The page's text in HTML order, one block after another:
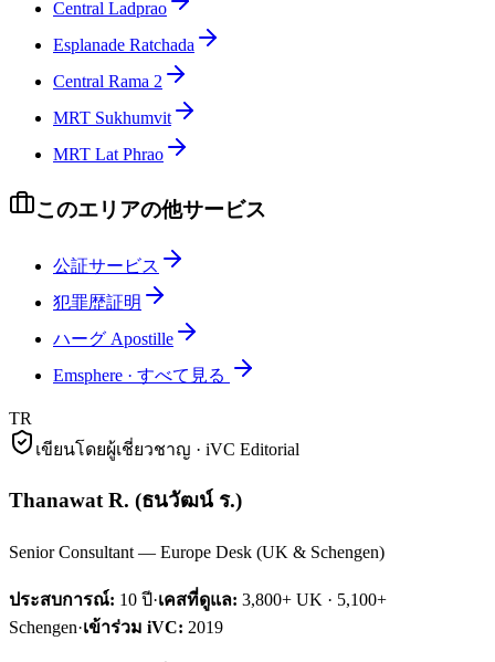
Central Ladprao
Esplanade Ratchada
Central Rama 2
MRT Sukhumvit
MRT Lat Phrao
このエリアの他サービス
公証サービス
犯罪歴証明
ハーグ Apostille
Emsphere · すべて見る
TR
เขียนโดยผู้เชี่ยวชาญ · iVC Editorial
Thanawat R. (ธนวัฒน์ ร.)
Senior Consultant — Europe Desk (UK & Schengen)
ประสบการณ์: 10 ปี·เคสที่ดูแล: 3,800+ UK · 5,100+
Schengen·เข้าร่วม iVC: 2019